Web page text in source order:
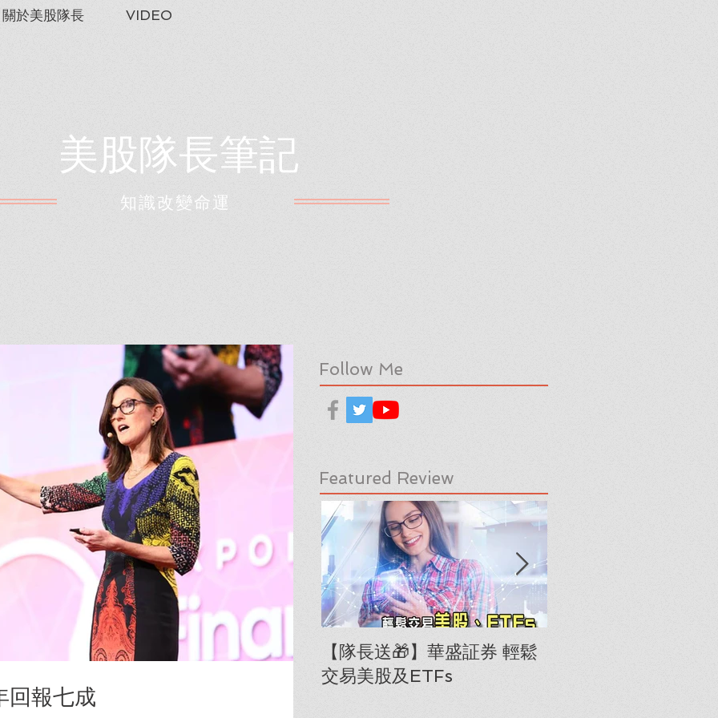
關於美股隊長 VIDEO
美股隊長筆記
​知識改變命運
回報七成
Follow Me
Featured Review
【隊長送🎁】華盛証券 輕鬆
交易美股及ETFs